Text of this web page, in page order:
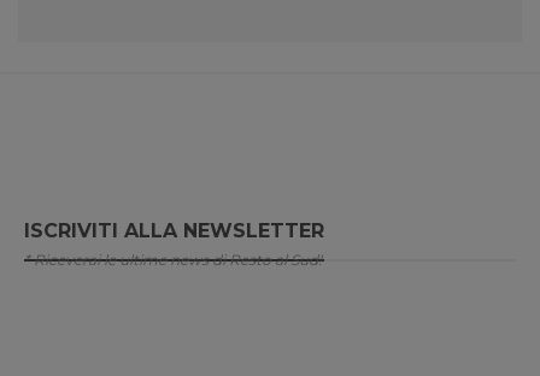
ISCRIVITI ALLA NEWSLETTER
* Riceverai le ultime news di Resto al Sud!